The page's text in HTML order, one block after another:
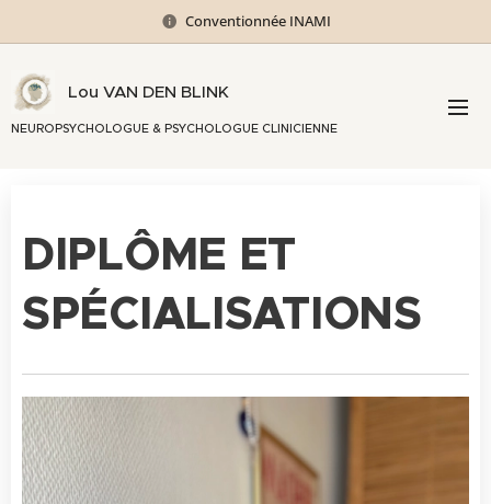
Conventionnée INAMI
Lou VAN DEN BLINK
NEUROPSYCHOLOGUE & PSYCHOLOGUE CLINICIENNE
DIPLÔME ET
SPÉCIALISATIONS